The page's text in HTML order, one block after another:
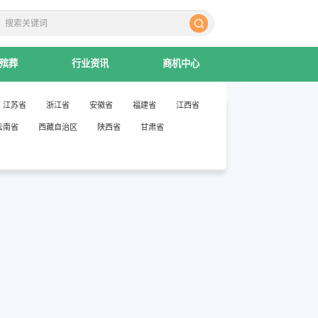
葬 行业资讯 商机中心
江苏省 浙江省 安徽省 福建省 江西省
南省 西藏自治区 陕西省 甘肃省